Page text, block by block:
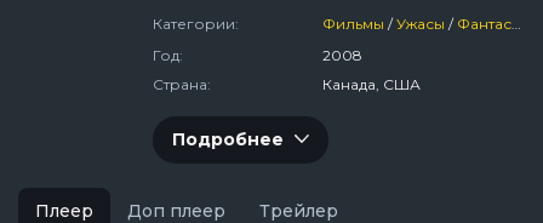
Категории: Фильмы /Ужасы / Фантастика
Год:
2008
Страна:
Канада, США
Подробнее
Плеер Доп плеер Трейлер